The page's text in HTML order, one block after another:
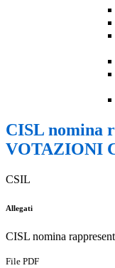
CISL nomina
VOTAZIONI
CSIL
Allegati
CISL nomina
File PDF